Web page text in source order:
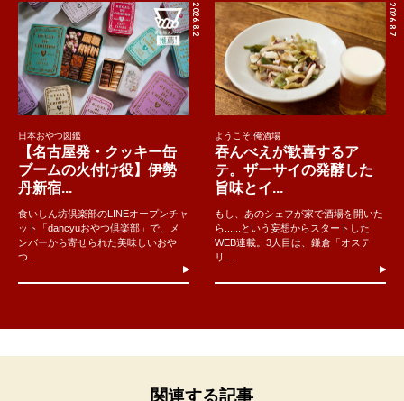
2026.8.2
日本おやつ図鑑
【名古屋発・クッキー缶
ブームの火付け役】伊勢
丹新宿...
食いしん坊倶楽部のLINEオープンチャ
ット「dancyuおやつ倶楽部」で、メ
ンバーから寄せられた美味しいおや
つ...
2026.8.7
ようこそ!俺酒場
吞んべえが歓喜するア
テ。ザーサイの発酵した
旨味とイ...
もし、あのシェフが家で酒場を開いた
ら......という妄想からスタートした
WEB連載。3人目は、鎌倉「オステ
リ...
関連する記事